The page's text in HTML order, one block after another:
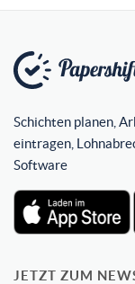
Schichten planen,
eintragen,
Software
JETZT ZUM